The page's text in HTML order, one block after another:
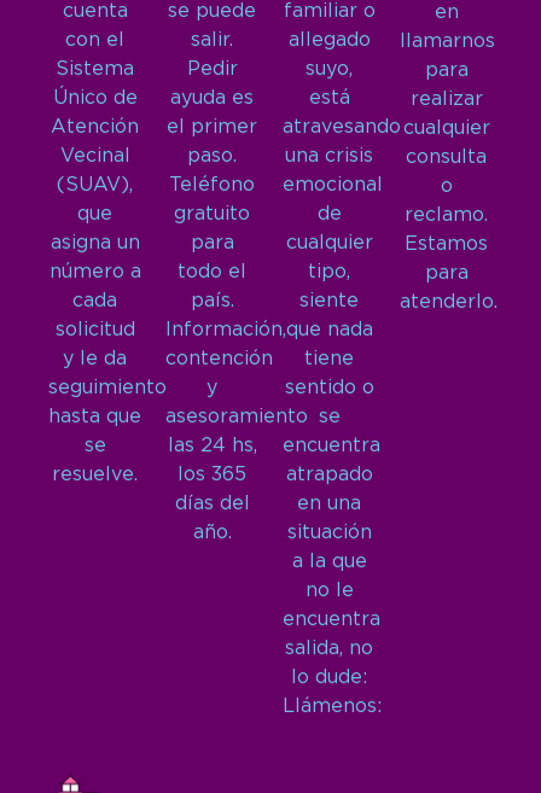
cuenta
con el
Sistema
Único de
Atención
Vecinal
(SUAV),
que
asigna un
número a
cada
solicitud
y le da
seguimiento
hasta que
se
resuelve.
se puede
salir.
Pedir
ayuda es
el primer
paso.
Teléfono
gratuito
para
todo el
país.
Información,
contención
y
asesoramiento
las 24 hs,
los 365
días del
año.
familiar o
allegado
suyo,
está
atravesando
una crisis
emocional
de
cualquier
tipo,
siente
que nada
tiene
sentido o
se
encuentra
atrapado
en una
situación
a la que
no le
encuentra
salida, no
lo dude:
Llámenos:
en
llamarnos
para
realizar
cualquier
consulta
o
reclamo.
Estamos
para
atenderlo.